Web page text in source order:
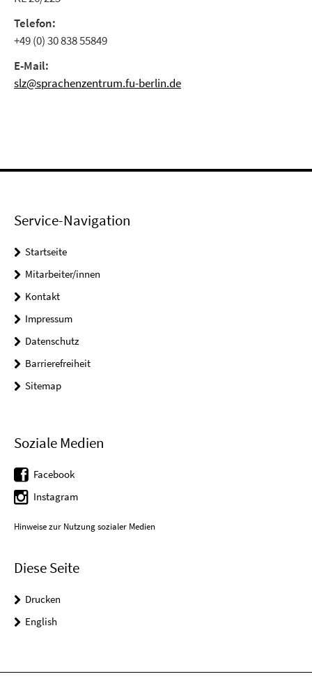
Telefon:
+49 (0) 30 838 55849
E-Mail:
slz@sprachenzentrum.fu-berlin.de
Service-Navigation
Startseite
Mitarbeiter/innen
Kontakt
Impressum
Datenschutz
Barrierefreiheit
Sitemap
Soziale Medien
Facebook
Instagram
Hinweise zur Nutzung sozialer Medien
Diese Seite
Drucken
English